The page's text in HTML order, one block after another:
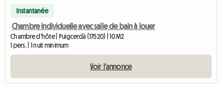
Instantanée
Chambre individuelle avec salle de bain à louer
Chambre d'hôte | Puigcerdà (17520) | 10 M2
1 pers. | 1 nuit minimum
Voir l'annonce